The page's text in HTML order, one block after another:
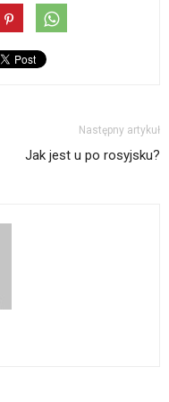
Następny artykuł
Jak jest u po rosyjsku?